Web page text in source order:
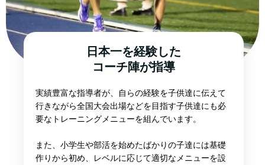
日本一を経験した
コーチ陣が指導
実績豊富な指導者が、自らの経験を子供達に伝えて
行きながら全国大会出場などを目指す子供達にも必
要なトレーニングメニューを組んでいます。
また、小学生や部活を始めたばかりの子達には基礎
作りから初め、レベルに応じて適切なメニューを設